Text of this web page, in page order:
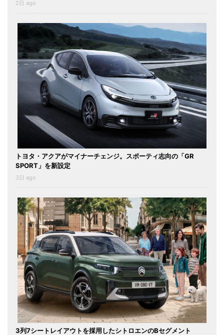
2日 ago
トヨタ・アクアがマイナーチェンジ。スポーティ志向の「GR
SPORT」を新設定
3日 ago
3列7シートレイアウトを採用したシトロエンのBセグメント